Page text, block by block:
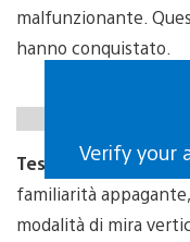
malfunzionante.
hanno conquistato.
https://gfycat.com/
Verify your
Test del gameplay:
familiarità
modalità di mira